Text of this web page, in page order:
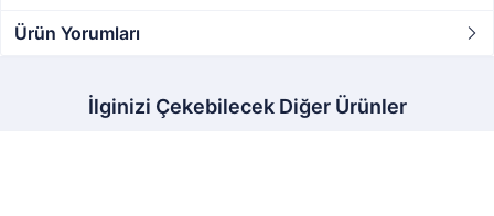
Ürün Yorumları
İlginizi Çekebilecek Diğer Ürünler